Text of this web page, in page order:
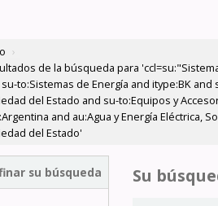
›
de la búsqueda para
to:Sistemas de Energía and itype:BK
del Estado and su-to:Equipos y
and au:Agua y Energía Eléctrica,
del Estado'
su búsqueda Su